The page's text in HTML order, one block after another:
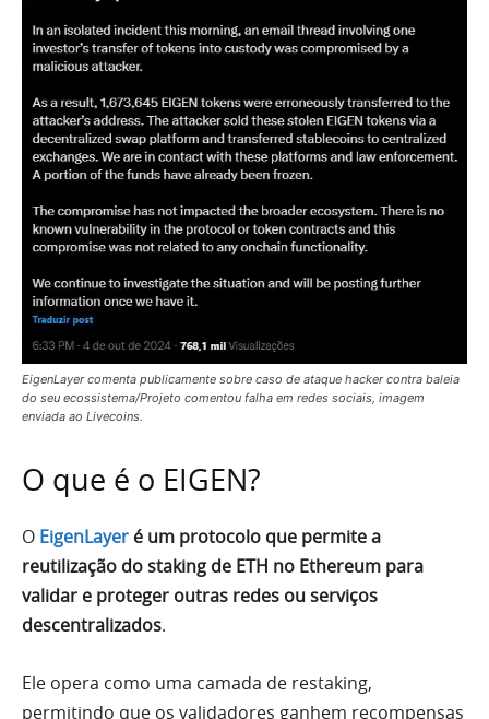
EigenLayer comenta publicamente sobre caso de ataque hacker contra baleia
do seu ecossistema/Projeto comentou falha em redes sociais, imagem
enviada ao Livecoins.
O que é o EIGEN?
O EigenLayer é um protocolo que permite a
reutilização do staking de ETH no Ethereum para
validar e proteger outras redes ou serviços
descentralizados.
Ele opera como uma camada de restaking,
permitindo que os validadores ganhem recompensas